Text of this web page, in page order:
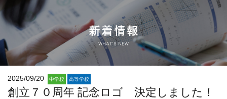
2025/09/20 中学校 高等学校
創立７０周年 記念ロゴ 決定しました！